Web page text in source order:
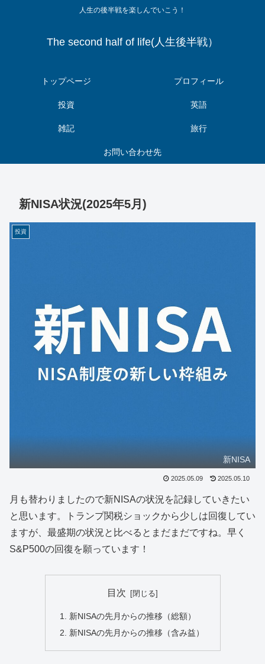
人生の後半戦を楽しんでいこう！
The second half of life(人生後半戦）
トップページ プロフィール
投資 英語
雑記 旅行
お問い合わせ先
新NISA状況(2025年5月)
投資
新NISA
2025.05.09 2025.05.10
月も替わりましたので新NISAの状況を記録していきたい
と思います。トランプ関税ショックから少しは回復してい
ますが、最盛期の状況と比べるとまだまだですね。早く
S&P500の回復を願っています！
目次
新NISAの先月からの推移（総額）
新NISAの先月からの推移（含み益）